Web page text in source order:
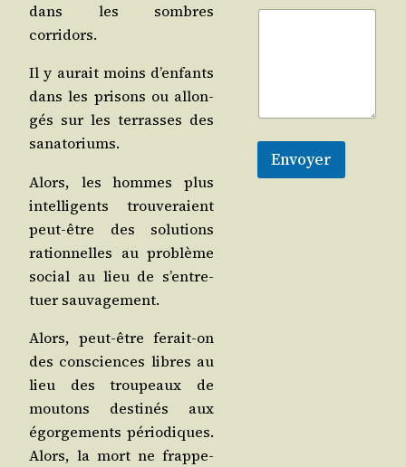
dans les sombres
corridors.
Il y aurait moins d’en­fants
dans les pri­sons ou allon­
gés sur les ter­rasses des
sanatoriums.
Alors, les hommes plus
intel­li­gents trou­ve­raient
peut-être des solu­tions
ration­nelles au pro­blème
social au lieu de s’en­tre­
tuer sauvagement.
Alors, peut-être ferait-on
des consciences libres au
lieu des trou­peaux de
mou­tons des­ti­nés aux
égor­ge­ments pério­diques.
Alors, la mort ne frap­pe­
Envoyer